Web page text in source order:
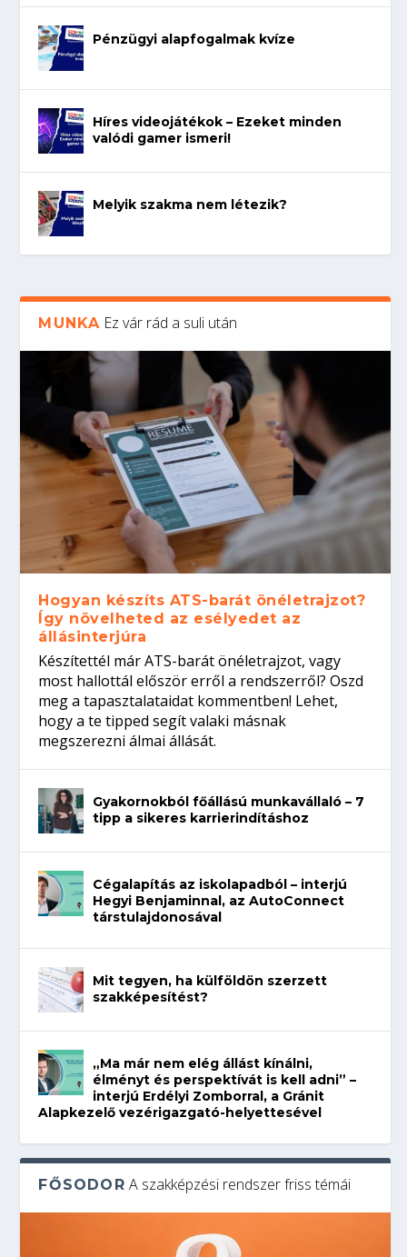
Pénzügyi alapfogalmak kvíze
Híres videojátékok – Ezeket minden
valódi gamer ismeri!
Melyik szakma nem létezik?
MUNKA Ez vár rád a suli után
Hogyan készíts ATS-barát önéletrajzot?
Így növelheted az esélyedet az
állásinterjúra
Készítettél már ATS-barát önéletrajzot, vagy
most hallottál először erről a rendszerről? Oszd
meg a tapasztalataidat kommentben! Lehet,
hogy a te tipped segít valaki másnak
megszerezni álmai állását.
Gyakornokból főállású munkavállaló – 7
tipp a sikeres karrierindításhoz
Cégalapítás az iskolapadból – interjú
Hegyi Benjaminnal, az AutoConnect
társtulajdonosával
Mit tegyen, ha külföldön szerzett
szakképesítést?
„Ma már nem elég állást kínálni,
élményt és perspektívát is kell adni” –
interjú Erdélyi Zomborral, a Gránit
Alapkezelő vezérigazgató-helyettesével
FŐSODOR A szakképzési rendszer friss témái